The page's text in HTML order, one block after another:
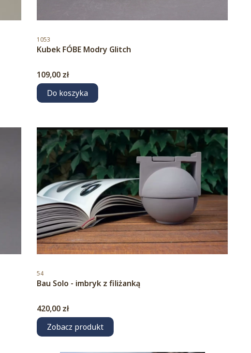
Kod produktu
1053
Kubek FÓBE Modry Glitch
Cena
109,00 zł
Do koszyka
Kod produktu
54
Bau Solo - imbryk z filiżanką
Cena
420,00 zł
Zobacz produkt